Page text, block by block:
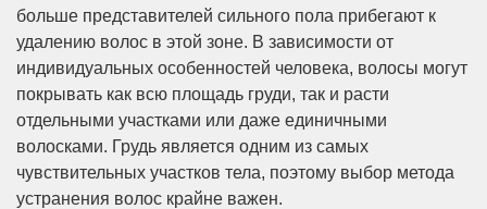
больше представителей сильного пола прибегают к
удалению волос в этой зоне. В зависимости от
индивидуальных особенностей человека, волосы могут
покрывать как всю площадь груди, так и расти
отдельными участками или даже единичными
волосками. Грудь является одним из самых
чувствительных участков тела, поэтому выбор метода
устранения волос крайне важен.